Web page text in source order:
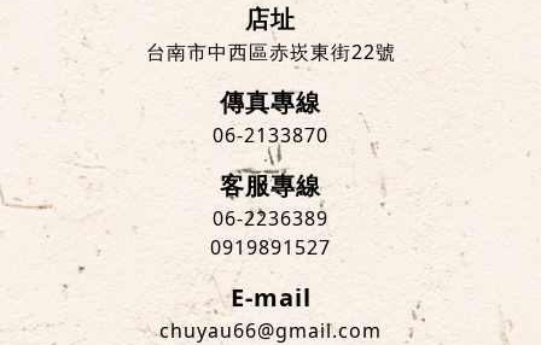
店址
台南市中西區赤崁東街22號
傳真專線
06-2133870
客服專線
06-2236389
0919891527
E-mail
chuyau66@gmail.com